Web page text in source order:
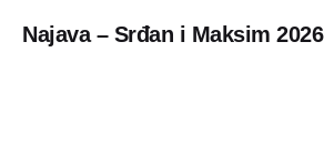
Najava – Srđan i Maksim 2026